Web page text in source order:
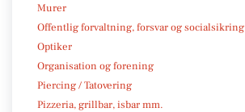
Murer
Offentlig forvaltning, forsvar og socialsikring
Optiker
Organisation og forening
Piercing / Tatovering
Pizzeria, grillbar, isbar mm.